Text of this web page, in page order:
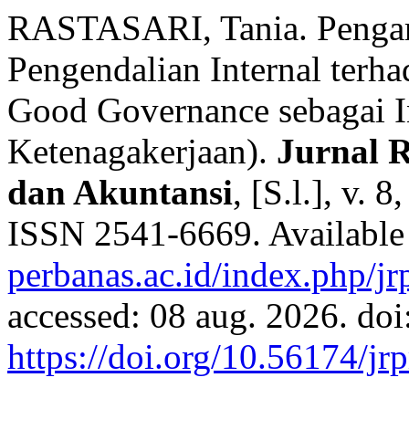
RASTASARI, Tania.
Pengendalian Internal
Good Governance sebagai
Ketenagakerjaan). Jurnal
dan Akuntansi, [S.l.], v.
ISSN 2541-6669.
perbanas.ac.id/index.php/
accessed: 08 aug. 2026.
https://doi.org/10.56174/